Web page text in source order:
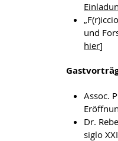
und
hier]
Assoc.
Dr.
siglo